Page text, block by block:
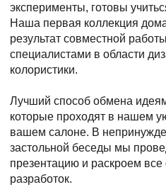
эксперименты, готовы
Наша первая коллекция
результат совместной
специалистами в области
колористики.
Лучший способ обмена
которые проходят в нашем
вашем салоне. В
застольной беседы мы
презентацию и раскроем
разработок.